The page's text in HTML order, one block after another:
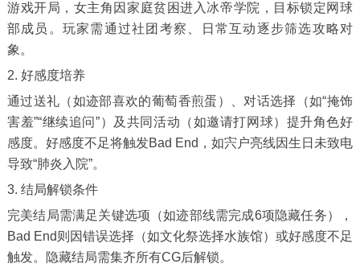
游戏开局，女主角因家庭贫困进入冰帝学院，目标锁定网球
部成员。玩家需通过社团考察、日常互动逐步筛选攻略对
象。
2. 好感度培养
通过送礼（如迹部喜欢的葡萄香煎蛋）、对话选择（如“掩饰
害羞”“继续追问”）及共同活动（如邀请打网球）提升角色好
感度。好感度不足将触发Bad End，如宍户亮线因生日未致电
导致“肺炎入院”。
3. 结局解锁条件
完美结局需满足关键选项（如迹部线需完成6项隐藏任务），
Bad End则因错误选择（如文化祭选择水族馆）或好感度不足
触发。隐藏结局需集齐所有CG后解锁。